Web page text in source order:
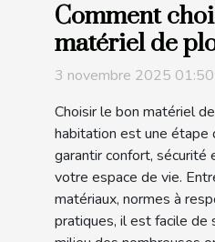
Comment
matériel de
votre maison ?
3 novembre 2025 01:50
Choisir le bon matériel
habitation est une étape
garantir confort, sécurité
votre espace de vie.
matériaux, normes à
pratiques, il est facile de